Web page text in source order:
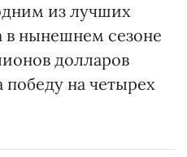
из лучших
в нынешнем сезоне
долларов
на четырех